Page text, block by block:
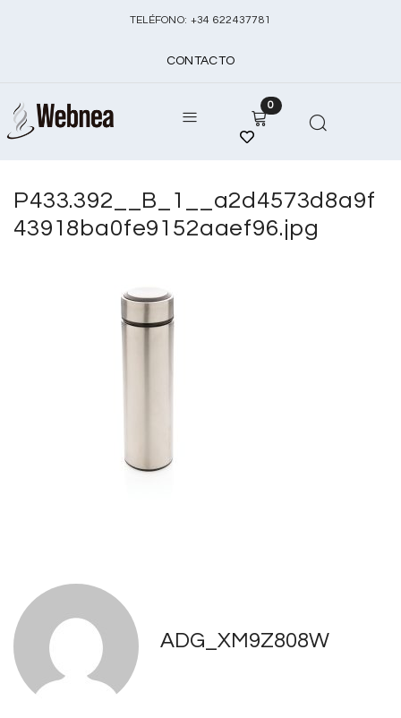
TELÉFONO: +34 622437781
CONTACTO
0
P433.392__B_1__a2d4573d8a9f
43918ba0fe9152aaef96.jpg
ADG_XM9Z808W